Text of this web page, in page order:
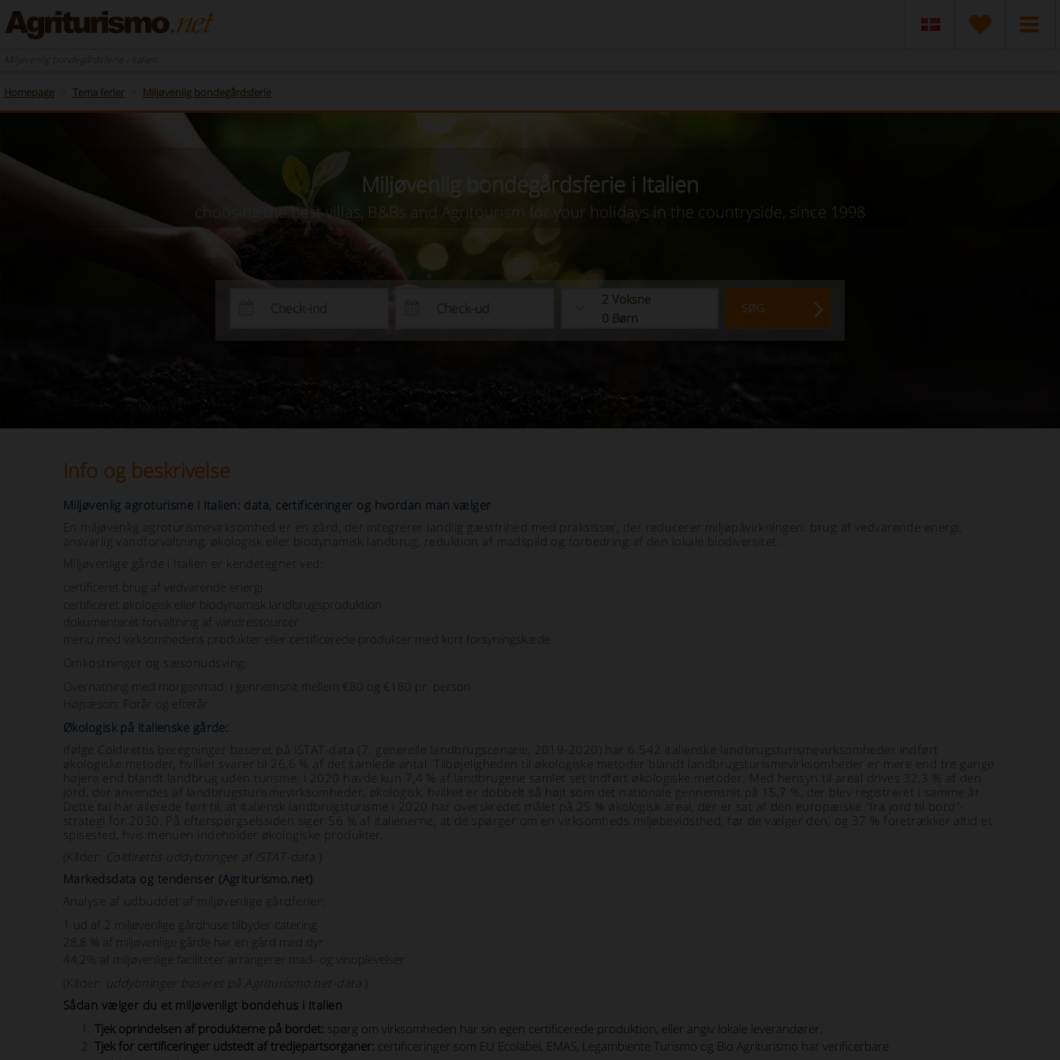
Miljøvenlig bondegårdsferie i Italien
Homepage Tema ferier Miljøvenlig bondegårdsferie
Miljøvenlig bondegårdsferie i Italien
choosing the best villas, B&Bs and Agritourism for your holidays in the countryside, since 1998
2 Voksne
0 Børn
SØG
Info og beskrivelse
Miljøvenlig agroturisme i Italien: data, certificeringer og hvordan man vælger
En miljøvenlig agroturismevirksomhed er en gård, der integrerer landlig gæstfrihed med praksisser, der reducerer miljøpåvirkningen: brug af vedvarende energi,
ansvarlig vandforvaltning, økologisk eller biodynamisk landbrug, reduktion af madspild og forbedring af den lokale biodiversitet.
Miljøvenlige gårde i Italien er kendetegnet ved:
certificeret brug af vedvarende energi
certificeret økologisk eller biodynamisk landbrugsproduktion
dokumenteret forvaltning af vandressourcer
menu med virksomhedens produkter eller certificerede produkter med kort forsyningskæde
Omkostninger og sæsonudsving:
Overnatning med morgenmad: i gennemsnit mellem €80 og €180 pr. person
Højsæson: Forår og efterår
Økologisk på italienske gårde:
Ifølge Coldirettis beregninger baseret på ISTAT-data (7. generelle landbrugscenarie, 2019-2020) har 6.542 italienske landbrugsturismevirksomheder indført
økologiske metoder, hvilket svarer til 26,6 % af det samlede antal. Tilbøjeligheden til økologiske metoder blandt landbrugsturismevirksomheder er mere end tre gange
højere end blandt landbrug uden turisme: i 2020 havde kun 7,4 % af landbrugene samlet set indført økologiske metoder. Med hensyn til areal drives 32,3 % af den
jord, der anvendes af landbrugsturismevirksomheder, økologisk, hvilket er dobbelt så højt som det nationale gennemsnit på 15,7 %, der blev registreret i samme år.
Dette tal har allerede ført til, at italiensk landbrugsturisme i 2020 har overskredet målet på 25 % økologisk areal, der er sat af den europæiske "fra jord til bord"-
strategi for 2030. På efterspørgselssiden siger 56 % af italienerne, at de spørger om en virksomheds miljøbevidsthed, før de vælger den, og 37 % foretrækker altid et
spisested, hvis menuen indeholder økologiske produkter.
(Kilder: Coldirettis uddybninger af ISTAT-data )
Markedsdata og tendenser (Agriturismo.net)
Analyse af udbuddet af miljøvenlige gårdferier:
1 ud af 2 miljøvenlige gårdhuse tilbyder catering
28,8 % af miljøvenlige gårde har en gård med dyr
44,2% af miljøvenlige faciliteter arrangerer mad- og vinoplevelser
(Kilder: uddybninger baseret på Agriturismo.net-data )
Sådan vælger du et miljøvenligt bondehus i Italien
Tjek oprindelsen af produkterne på bordet: spørg om virksomheden har sin egen certificerede produktion, eller angiv lokale leverandører.
Tjek for certificeringer udstedt af tredjepartsorganer: certificeringer som EU Ecolabel, EMAS, Legambiente Turismo og Bio Agriturismo har verificerbare